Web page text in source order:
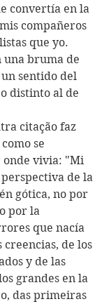
convertía en la
compañeros
que yo.
una bruma de
sentido del
distinto al de
citação faz
se
vivia: "Mi
perspectiva de la
gótica, no por
por la
que nacía
creencias, de los
y de las
grandes en la
das primeiras